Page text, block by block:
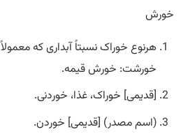
خورش
هرنوع خوراک نسبتاً آبداری که
خورشت: خورش قیمه.
[قدیمی] خوراک، غذا، خوردنی.
(اسم مصدر) [قدیمی] خوردن.